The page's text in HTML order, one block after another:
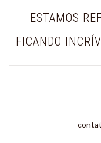
ESTAMOS
FICANDO